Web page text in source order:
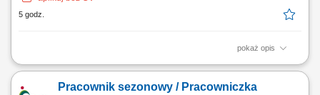
5 godz.
pokaż opis
Twoje codzienne zadania Ty będziesz być odpowiedzialnym za
Diagnozować i usuwać usterki w złożonych układach hydraulicznych i
Pracownik sezonowy / Pracowniczka